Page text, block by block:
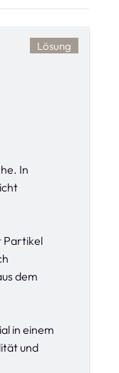
Lösung
In
Partikel
dem
in einem
und